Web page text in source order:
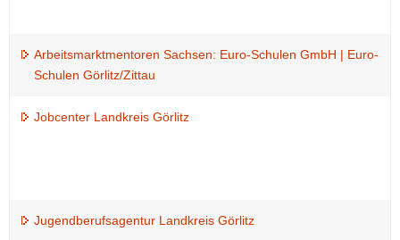
Arbeitsmarktmentoren Sachsen: Euro-Schulen GmbH | Euro-
Schulen Görlitz/Zittau
Jobcenter Landkreis Görlitz
Jugendberufsagentur Landkreis Görlitz